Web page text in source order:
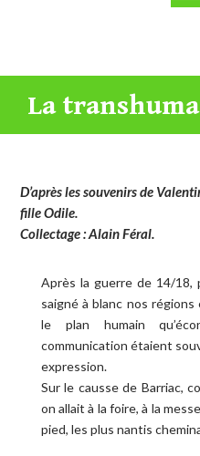
La
D’après les souvenirs de
fille Odile.
Collectage : Alain Féral.
Après la guerre de 14/18,
saigné à blanc nos
le plan humain
communication étaient
expression.
Sur le causse de Barriac,
on allait à la foire, à la
pied, les plus nantis